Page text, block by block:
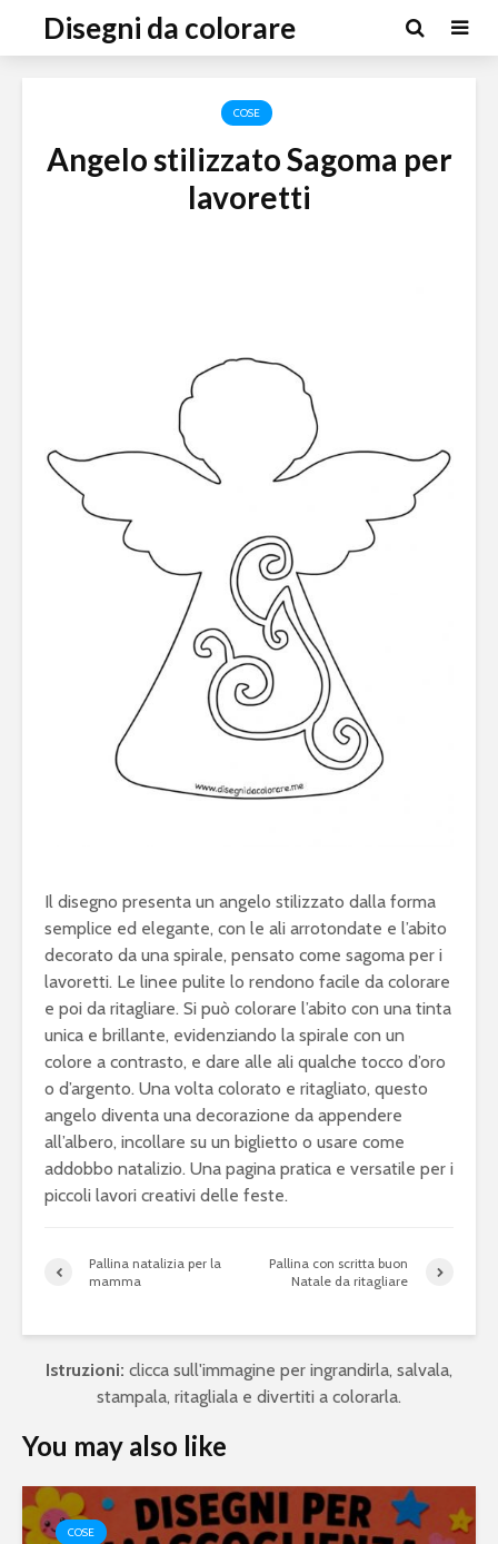
Disegni da colorare
COSE
Angelo stilizzato Sagoma per
lavoretti
Il disegno presenta un angelo stilizzato dalla forma
semplice ed elegante, con le ali arrotondate e l’abito
decorato da una spirale, pensato come sagoma per i
lavoretti. Le linee pulite lo rendono facile da colorare
e poi da ritagliare. Si può colorare l’abito con una tinta
unica e brillante, evidenziando la spirale con un
colore a contrasto, e dare alle ali qualche tocco d’oro
o d’argento. Una volta colorato e ritagliato, questo
angelo diventa una decorazione da appendere
all’albero, incollare su un biglietto o usare come
addobbo natalizio. Una pagina pratica e versatile per i
piccoli lavori creativi delle feste.
Pallina natalizia per la
mamma
Pallina con scritta buon
Natale da ritagliare
Istruzioni: clicca sull'immagine per ingrandirla, salvala,
stampala, ritagliala e divertiti a colorarla.
You may also like
COSE